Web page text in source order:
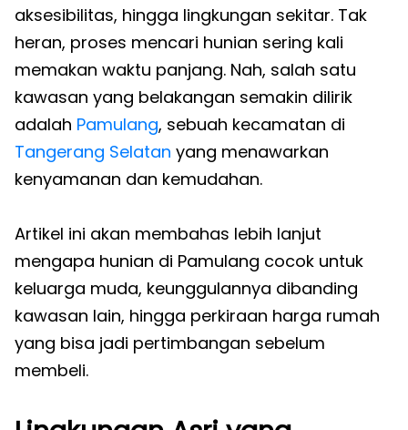
aksesibilitas, hingga lingkungan sekitar. Tak
heran, proses mencari hunian sering kali
memakan waktu panjang. Nah, salah satu
kawasan yang belakangan semakin dilirik
adalah Pamulang, sebuah kecamatan di
Tangerang Selatan yang menawarkan
kenyamanan dan kemudahan.
Artikel ini akan membahas lebih lanjut
mengapa hunian di Pamulang cocok untuk
keluarga muda, keunggulannya dibanding
kawasan lain, hingga perkiraan harga rumah
yang bisa jadi pertimbangan sebelum
membeli.